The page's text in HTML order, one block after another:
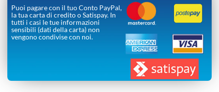
Puoi pagare con il tuo Conto PayPal,
la tua carta di credito o Satispay. In
tutti i casi le tue informazioni
sensibili (dati della carta) non
vengono condivise con noi.